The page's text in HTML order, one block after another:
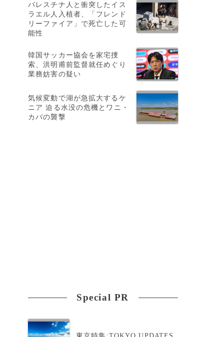
パレスチナ人と衝突したイス
ラエル人入植者、「フレンド
リーファイア」で死亡した可
能性
韓国サッカー協会を家宅捜
索、洪明甫前監督就任めぐり
業務妨害の疑い
気候変動で湖が急拡大するケ
ニア 迫る水没の危機とワニ・
カバの襲撃
Special PR
東京特集:TOKYO UPDATES